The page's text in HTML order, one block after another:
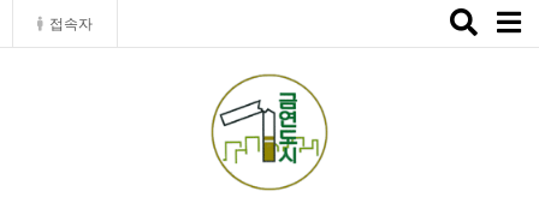
접속자
Toggle